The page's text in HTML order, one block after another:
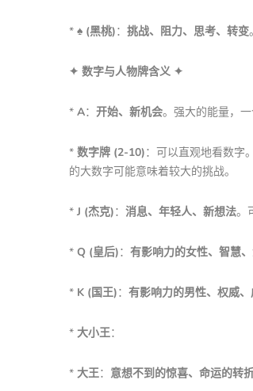
* ♠️ (黑桃)： 挑战、阻力、思考、转变
✦ 数字与人物牌含义 ✦
* A： 开始、新机会。强大的能量，一
* 数字牌 (2-10)：可以直观地看数字。
的大数字可能意味着较大的挑战。
* J (杰克)： 消息、年轻人、新想法。
* Q (皇后)： 有影响力的女性、智慧
* K (国王)： 有影响力的男性、权威
* 大小王：
* 大王： 意想不到的惊喜、命运的转